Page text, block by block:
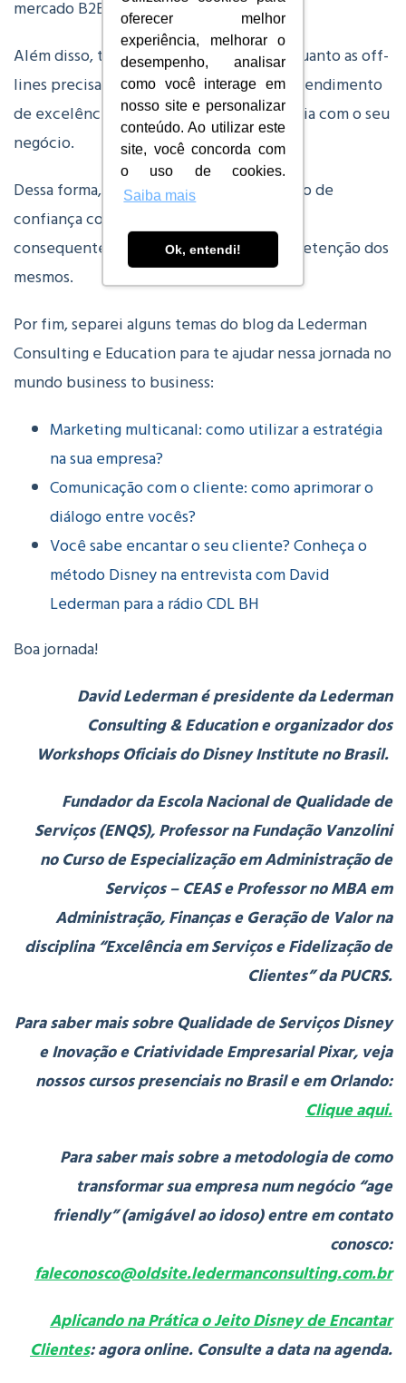
oferecer melhor
experiência, melhorar o
desempenho, analisar
como você interage em
nosso site e personalizar
conteúdo. Ao utilizar este
site, você concorda com
o uso de cookies.
Saiba mais
Ok, entendi!
mercado B2B com sucesso.
Além disso, tanto as plataformas online quanto as off-
lines precisam estar integradas com um atendimento
de excelência para aprimorar a experiência com o seu
negócio.
Dessa forma, você desenvolve uma relação de
confiança com os seus clientes B2B e,
consequentemente, maior fidelização e retenção dos
mesmos.
Por fim, separei alguns temas do blog da Lederman
Consulting e Education para te ajudar nessa jornada no
mundo business to business:
Marketing multicanal: como utilizar a estratégia
na sua empresa?
Comunicação com o cliente: como aprimorar o
diálogo entre vocês?
Você sabe encantar o seu cliente? Conheça o
método Disney na entrevista com David
Lederman para a rádio CDL BH
Boa jornada!
David Lederman é presidente da Lederman
Consulting & Education e organizador dos
Workshops Oficiais do Disney Institute no Brasil.
Fundador da Escola Nacional de Qualidade de
Serviços (ENQS), Professor na Fundação Vanzolini
no Curso de Especialização em Administração de
Serviços – CEAS e Professor no MBA em
Administração, Finanças e Geração de Valor na
disciplina “Excelência em Serviços e Fidelização de
Clientes” da PUCRS.
Para saber mais sobre Qualidade de Serviços Disney
e Inovação e Criatividade Empresarial Pixar, veja
nossos cursos presenciais no Brasil e em Orlando:
Clique aqui.
Para saber mais sobre a metodologia de como
transformar sua empresa num negócio “age
friendly” (amigável ao idoso) entre em contato
conosco:
faleconosco@oldsite.ledermanconsulting.com.br
Aplicando na Prática o Jeito Disney de Encantar
Clientes: agora online. Consulte a data na agenda.